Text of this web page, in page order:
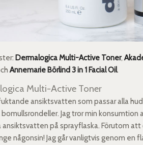
Dermalogica Multi-Active Toner,
Annemarie Börlind 3 in 1 Facial Oil.
Multi-Active Toner
ansiktsvatten som passar alla
bomullsrondeller. Jag tror min
ansiktsvatten på sprayflaska. Förutom
någonsin! Jag går vanligtvis genom